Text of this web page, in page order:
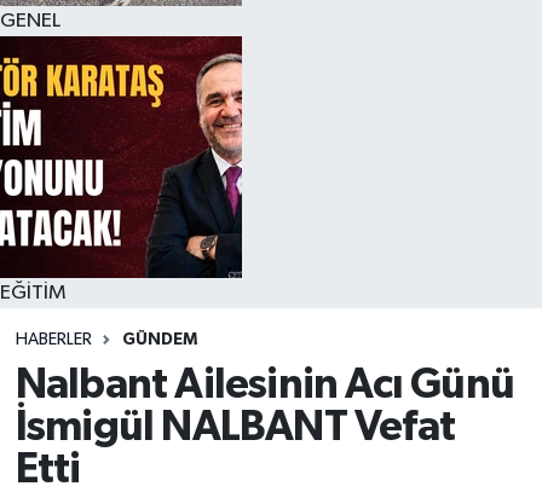
GENEL
EĞİTİM
HABERLER GÜNDEM
Nalbant Ailesinin Acı Günü
İsmigül NALBANT Vefat
Etti